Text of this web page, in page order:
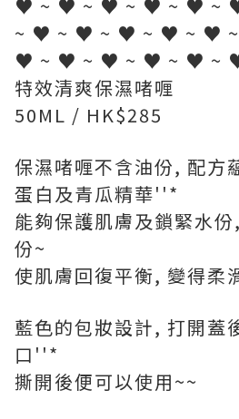
♥ ~ ♥ ~ ♥ ~ ♥ ~ ♥ ~
~ ♥ ~ ♥ ~ ♥ ~ ♥ ~ ♥
♥ ~ ♥ ~ ♥ ~ ♥ ~ ♥ ~
特效清爽保濕啫喱
50ML / HK$285
保濕啫喱不含油份, 配方
蛋白及青瓜精華''*
能夠保護肌膚及鎖緊水
份~
使肌膚回復平衡, 變得柔
藍色的包妝設計, 打開蓋
口''*
撕開後便可以使用~~